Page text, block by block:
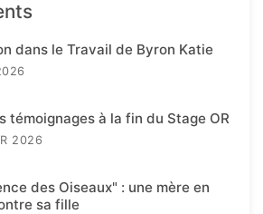
dans le Travail de Byron Katie
témoignages à la fin du Stage OR
2026
des Oiseaux" : une mère en
sa fille